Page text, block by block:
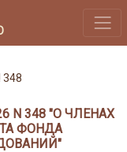
348
N 348 "О ЧЛЕНАХ
ФОНДА